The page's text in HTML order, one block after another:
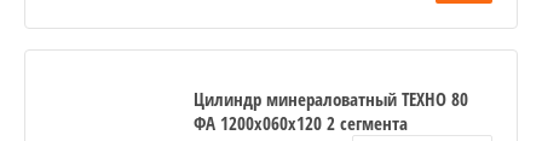
Цилиндр минераловатный ТЕХНО 80
ФА 1200x060x120 2 сегмента